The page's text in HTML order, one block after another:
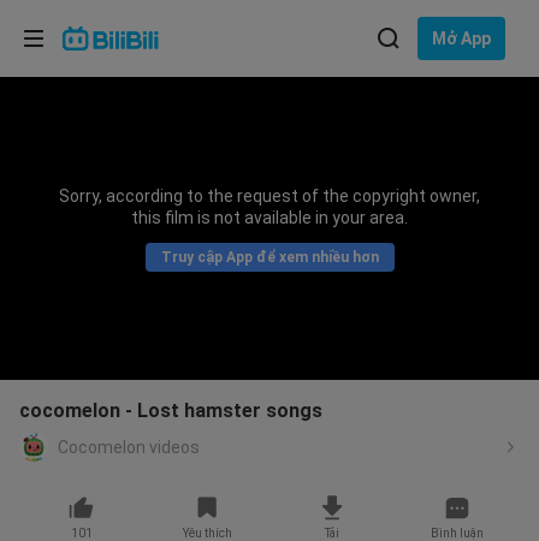
Mở App
Sorry, according to the request of the copyright owner,
this film is not available in your area.
Truy cập App để xem nhiều hơn
cocomelon - Lost hamster songs
Cocomelon videos
101 Yêu thích Tải Bình luận
Lựa chọn ngôn ngữ
Bahasa Indonesia